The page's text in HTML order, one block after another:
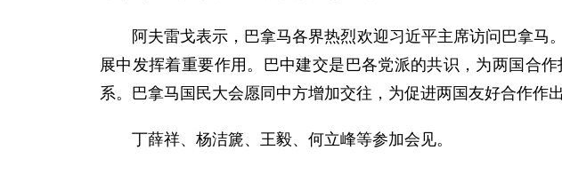
阿夫雷戈表示，巴拿马各界热烈欢迎习近平主席访问巴拿马
展中发挥着重要作用。巴中建交是巴各党派的共识，为两国合
系。巴拿马国民大会愿同中方增加交往，为促进两国友好合作作出
丁薛祥、杨洁篪、王毅、何立峰等参加会见。